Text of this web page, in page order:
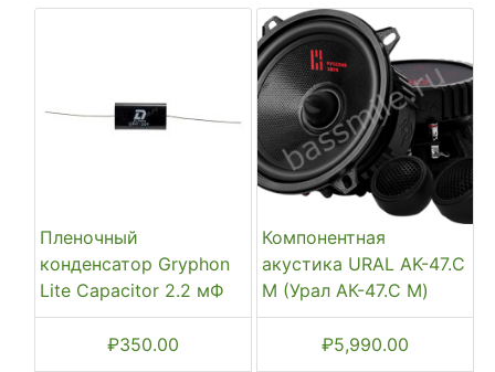
Пленочный
конденсатор Gryphon
Lite Capacitor 2.2 мФ
₽350.00
Компонентная
акустика URAL AK-47.C
M (Урал АК-47.С М)
₽5,990.00